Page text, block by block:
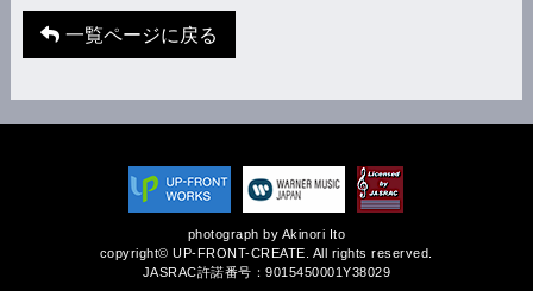
一覧ページに戻る
photograph by Akinori Ito
copyright© UP-FRONT-CREATE. All rights reserved.
JASRAC許諾番号：9015450001Y38029